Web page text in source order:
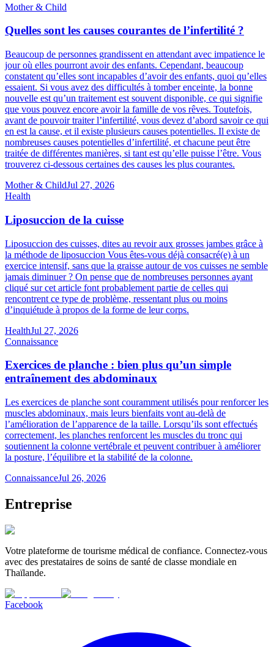
Mother & Child
Quelles sont les causes courantes de l’infertilité ?
Beaucoup de personnes grandissent en attendant avec impatience le
jour où elles pourront avoir des enfants. Cependant, beaucoup
constatent qu’elles sont incapables d’avoir des enfants, quoi qu’elles
essaient. Si vous avez des difficultés à tomber enceinte, la bonne
nouvelle est qu’un traitement est souvent disponible, ce qui signifie
que vous pouvez encore avoir la famille de vos rêves. Toutefois,
avant de pouvoir traiter l’infertilité, vous devez d’abord savoir ce qui
en est la cause, et il existe plusieurs causes potentielles. Il existe de
nombreuses causes potentielles d’infertilité, et chacune peut être
traitée de différentes manières, si tant est qu’elle puisse l’être. Vous
trouverez ci-dessous certaines des causes les plus courantes.
Mother & ChildJul 27, 2026
Health
Liposuccion de la cuisse
Liposuccion des cuisses, dites au revoir aux grosses jambes grâce à
la méthode de liposuccion Vous êtes-vous déjà consacré(e) à un
exercice intensif, sans que la graisse autour de vos cuisses ne semble
jamais diminuer ? On pense que de nombreuses personnes ayant
cliqué sur cet article font probablement partie de celles qui
rencontrent ce type de problème, ressentant plus ou moins
d’inquiétude à propos de la forme de leur corps.
HealthJul 27, 2026
Connaissance
Exercices de planche : bien plus qu’un simple
entraînement des abdominaux
Les exercices de planche sont couramment utilisés pour renforcer les
muscles abdominaux, mais leurs bienfaits vont au-delà de
l’amélioration de l’apparence de la taille. Lorsqu’ils sont effectués
correctement, les planches renforcent les muscles du tronc qui
soutiennent la colonne vertébrale et peuvent contribuer à améliorer
la posture, l’équilibre et la stabilité de la colonne.
ConnaissanceJul 26, 2026
Entreprise
Votre plateforme de tourisme médical de confiance. Connectez-vous
avec des prestataires de soins de santé de classe mondiale en
Thaïlande.
Facebook